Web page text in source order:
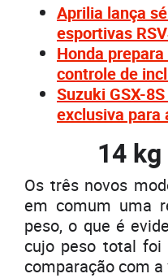
Aprilia lança
esportivas
Honda
controle de
Suzuki GSX-
exclusiva para
14
Os três novos
em comum uma
peso, o que é
cujo peso total foi
comparação com